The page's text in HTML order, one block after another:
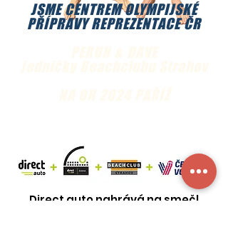
JSME CENTREM OLYMPIJSKÉ
PŘÍPRAVY REPREZENTACE ČR
Direct auto nahrává na smeč!